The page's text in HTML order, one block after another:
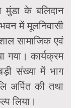
मुंडा के बलिदान
में मूलनिवासी
सामाजिक एवं
गया। कार्यक्रम
संख्या में भाग
अर्पित की तथा
लिया।